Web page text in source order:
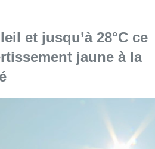
et jusqu’à 28°C ce
jaune à la